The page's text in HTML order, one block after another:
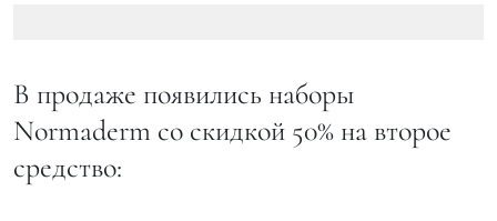
В продаже появились наборы
Normaderm со скидкой 50% на второе
средство: